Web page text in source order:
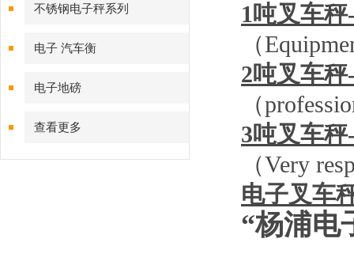
不锈钢电子秤系列
电子 汽车衡
电子地磅
查看更多
1吨叉车秤
（
2吨叉车秤
（
3吨叉车秤
（Very
电子叉车
“杨浦电